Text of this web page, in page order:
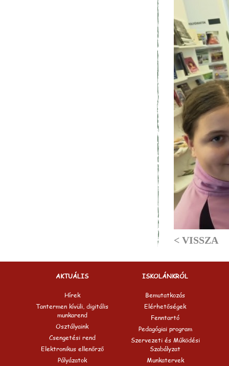
< VISSZA
AKTUÁLIS
Hírek
Tantermen kívüli, digitális
munkarend
Osztályaink
Csengetési rend
Elektronikus ellenőrző
Pályázatok
ISKOLÁNKRÓL
Bemutatkozás
Elérhetőségek
Fenntartó
Pedagógiai program
Szervezeti és Működési
Szabályzat
Munkatervek